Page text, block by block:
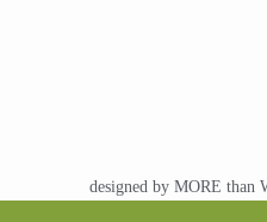
designed by MORE than